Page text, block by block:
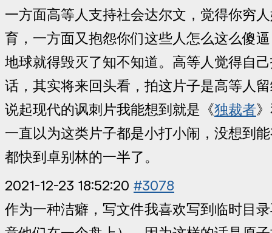
一方面高等人支持社会达尔文，觉得你穷
育，一方面又抱怨你们这些人怎么这么傻
地球就得毁灭了知不知道。高等人觉得自
话，其实将来回头看，拍这片子是高等人
说起现代的讽刺片我能想到就是《独裁者
一直以为这类片子都是小打小闹，没想到
都快到卓别林的一半了。
2021-12-23 18:52:20 #3078
作为一种洁癖，写文件我喜欢写到临时目